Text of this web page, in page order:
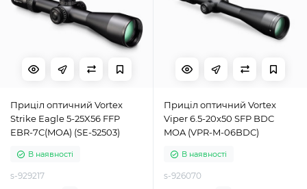
Приціл оптичний Vortex
Strike Eagle 5-25X56 FFP
EBR-7C(MOA) (SE-52503)
В наявності
s-929217
Приціл оптичний Vortex
Viper 6.5-20x50 SFP BDC
MOA (VPR-M-06BDC)
В наявності
s-926070